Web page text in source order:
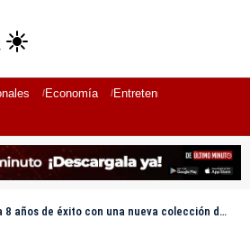
Economía Entretenimiento
con una nueva colección de lujo en El Catador Santo Domingo